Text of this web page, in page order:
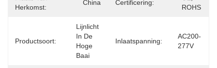
Herkomst:
China Certificering:
ROHS
Productsoort:
Lijnlicht
In De
Hoge
Baai
Inlaatspanning:
AC200-
277V